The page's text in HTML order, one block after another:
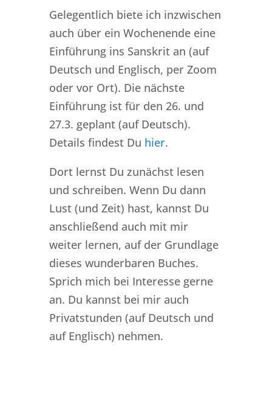
Gelegentlich biete ich inzwischen
auch über ein Wochenende eine
Einführung ins Sanskrit an (auf
Deutsch und Englisch, per Zoom
oder vor Ort). Die nächste
Einführung ist für den 26. und
27.3. geplant (auf Deutsch).
Details findest Du hier.
Dort lernst Du zunächst lesen
und schreiben. Wenn Du dann
Lust (und Zeit) hast, kannst Du
anschließend auch mit mir
weiter lernen, auf der Grundlage
dieses wunderbaren Buches.
Sprich mich bei Interesse gerne
an. Du kannst bei mir auch
Privatstunden (auf Deutsch und
auf Englisch) nehmen.